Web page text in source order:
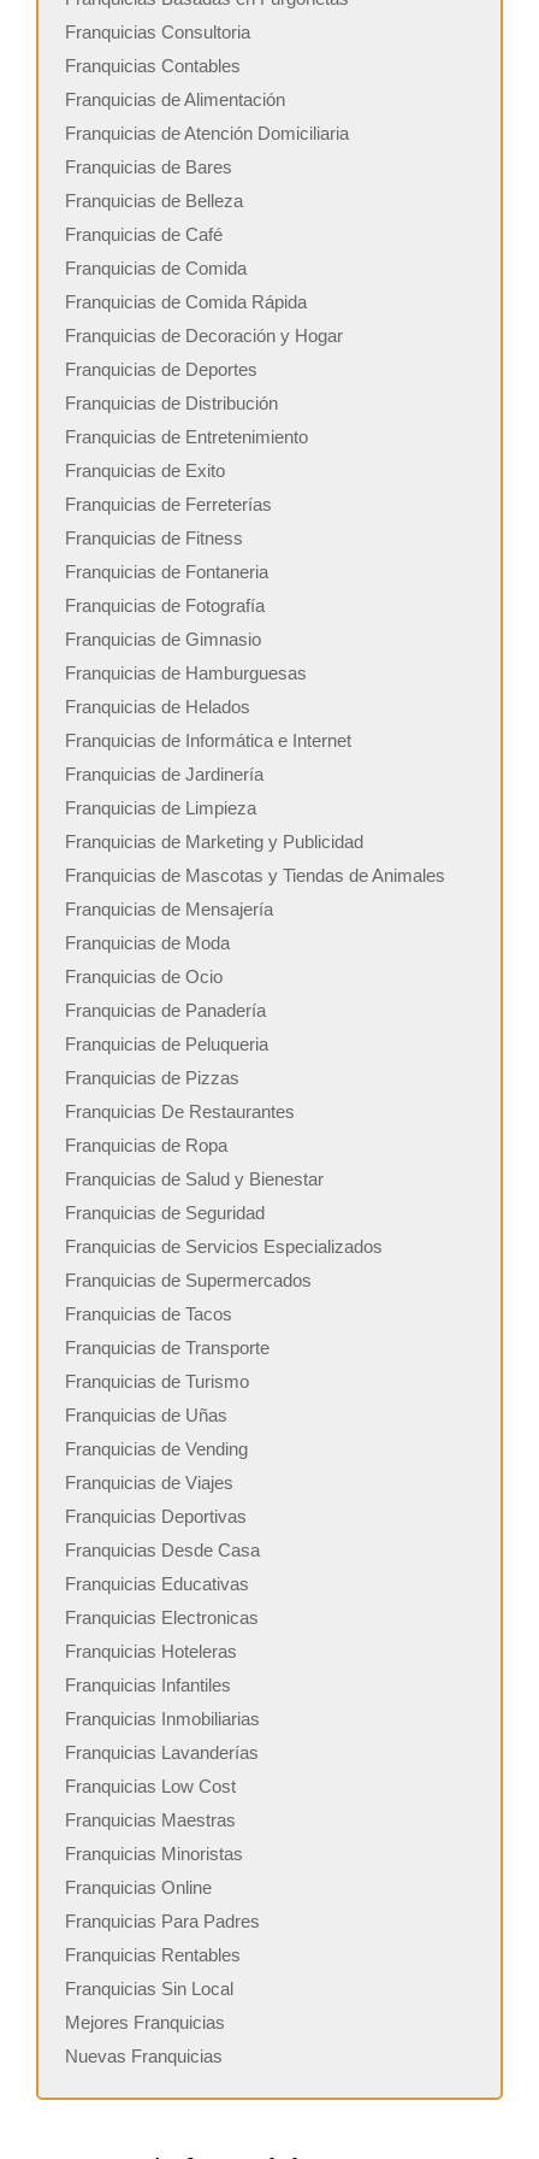
Franquicias Consultoria
Franquicias Contables
Franquicias de Alimentación
Franquicias de Atención Domiciliaria
Franquicias de Bares
Franquicias de Belleza
Franquicias de Café
Franquicias de Comida
Franquicias de Comida Rápida
Franquicias de Decoración y Hogar
Franquicias de Deportes
Franquicias de Distribución
Franquicias de Entretenimiento
Franquicias de Exito
Franquicias de Ferreterías
Franquicias de Fitness
Franquicias de Fontaneria
Franquicias de Fotografía
Franquicias de Gimnasio
Franquicias de Hamburguesas
Franquicias de Helados
Franquicias de Informática e Internet
Franquicias de Jardinería
Franquicias de Limpieza
Franquicias de Marketing y Publicidad
Franquicias de Mascotas y Tiendas de Animales
Franquicias de Mensajería
Franquicias de Moda
Franquicias de Ocio
Franquicias de Panadería
Franquicias de Peluqueria
Franquicias de Pizzas
Franquicias De Restaurantes
Franquicias de Ropa
Franquicias de Salud y Bienestar
Franquicias de Seguridad
Franquicias de Servicios Especializados
Franquicias de Supermercados
Franquicias de Tacos
Franquicias de Transporte
Franquicias de Turismo
Franquicias de Uñas
Franquicias de Vending
Franquicias de Viajes
Franquicias Deportivas
Franquicias Desde Casa
Franquicias Educativas
Franquicias Electronicas
Franquicias Hoteleras
Franquicias Infantiles
Franquicias Inmobiliarias
Franquicias Lavanderías
Franquicias Low Cost
Franquicias Maestras
Franquicias Minoristas
Franquicias Online
Franquicias Para Padres
Franquicias Rentables
Franquicias Sin Local
Mejores Franquicias
Nuevas Franquicias